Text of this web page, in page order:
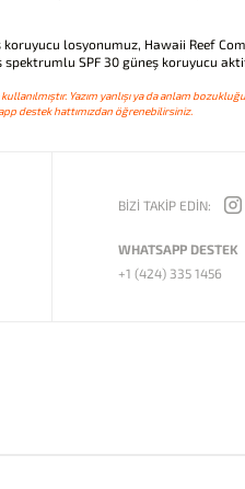
koruyucu losyonumuz, Hawaii Reef
SPF 30 güneş koruyucu
Yazım yanlışı ya da anlam
destek hattımızdan öğrenebilirsiniz.
BİZİ TAKİP EDİN:
WHATSAPP DESTEK
+1 (424) 335 1456